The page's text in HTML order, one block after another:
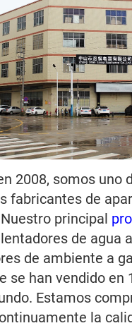
2008, somos uno
fabricantes de
principal
de agua
de ambiente a
se han vendido en
Estamos
la